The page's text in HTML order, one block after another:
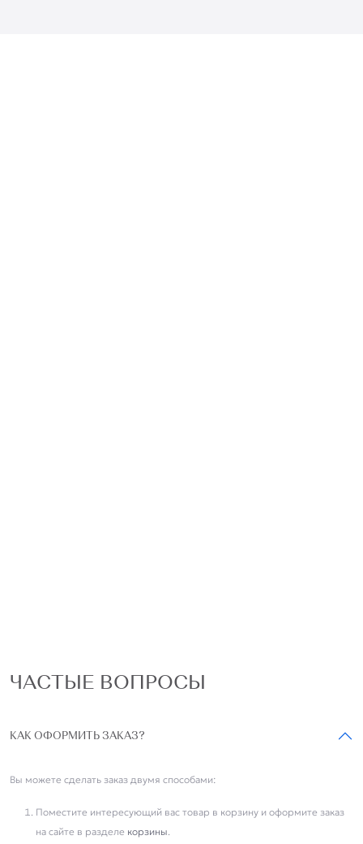
ЧАСТЫЕ ВОПРОСЫ
КАК ОФОРМИТЬ ЗАКАЗ?
Вы можете сделать заказ двумя способами:
Поместите интересующий вас товар в корзину и оформите заказ
на сайте в разделе корзины.